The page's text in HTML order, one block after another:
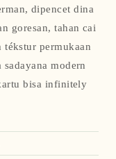
dipencet dina
goresan, tahan cai
tékstur permukaan
modern
bisa infinitely